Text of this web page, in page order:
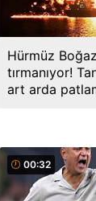
Hürmüz
tırmanıyor!
art arda
00:32